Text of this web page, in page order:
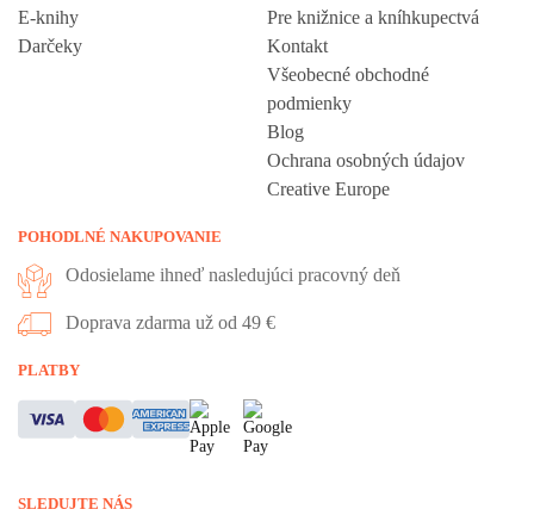
E-knihy
Darčeky
Pre knižnice a kníhkupectvá
Kontakt
Všeobecné obchodné
podmienky
Blog
Ochrana osobných údajov
Creative Europe
POHODLNÉ NAKUPOVANIE
Odosielame ihneď nasledujúci pracovný deň
Doprava zdarma už od 49 €
PLATBY
SLEDUJTE NÁS
Vážime si vaše súkromie
Táto stránka používa cookies, aby vám ponúkla skvelý zážitok z
prehliadania. Všetky dôležité informácie nájdete na stránke Cookies.
všetkých cookies, ktoré sa nachádzajú na tomto webe, môžete to